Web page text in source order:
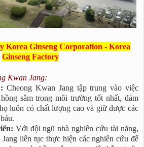
Korea Ginseng Corporation - Korea
Ginseng Factory
Kwan Jang:
Cheong Kwan Jang tập trung vào việc
sâm trong môi trường tốt nhất, đảm
luôn có chất lượng cao và giữ được các
Với đội ngũ nhà nghiên cứu tài năng,
liên tục thực hiện các nghiên cứu để